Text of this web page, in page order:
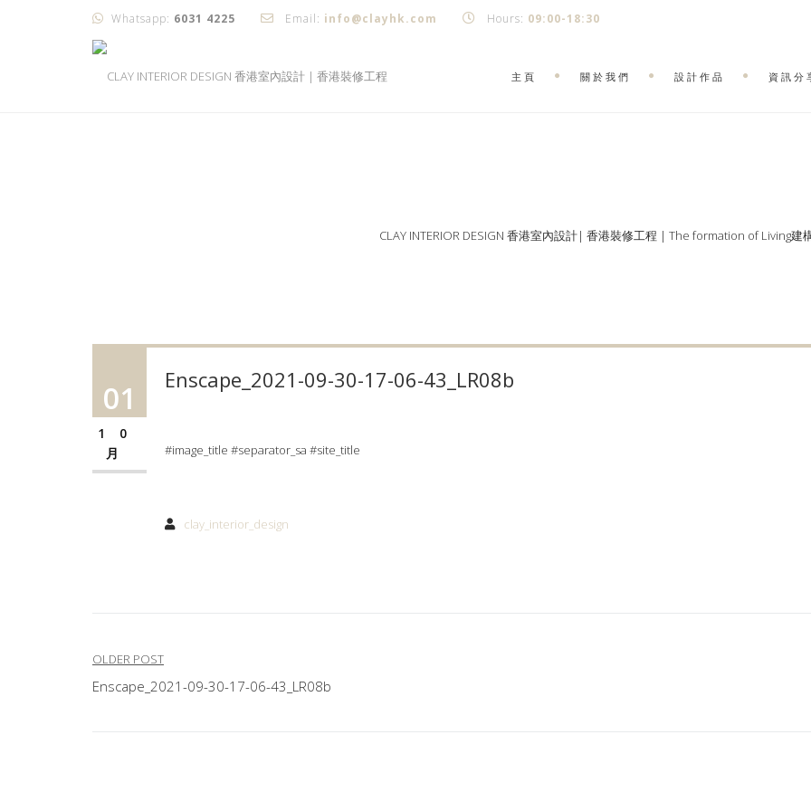
Whatsapp: 6031 4225 Email: info@clayhk.com Hours: 09:00-18:30
主頁 關於我們 設計作品 資訊分
CLAY INTERIOR DESIGN 香港室內設計| 香港裝修工程 | The formation of Living建
01
10
月
Enscape_2021-09-30-17-06-43_LR08b
#image_title #separator_sa #site_title
clay_interior_design
文
章
OLDER POST
Enscape_2021-09-30-17-06-43_LR08b